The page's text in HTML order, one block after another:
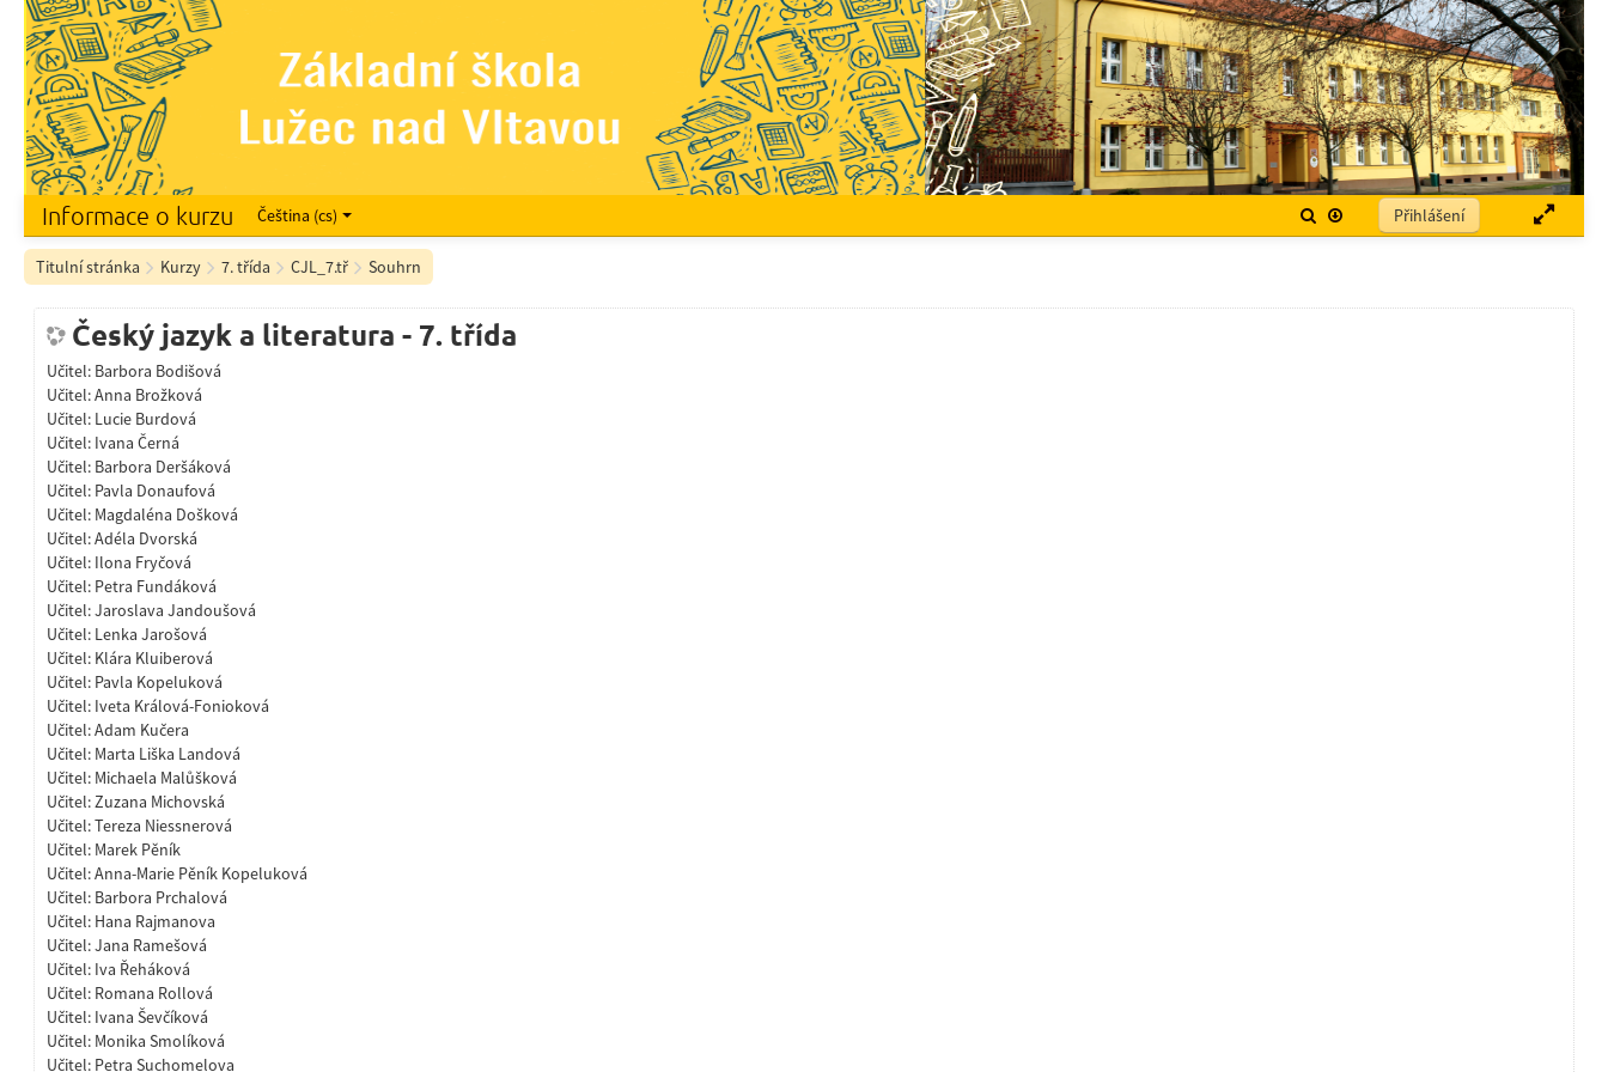
Informace o kurzu Přihlášení
Čeština ‎(cs)‎
Titulní stránka Kurzy 7. třída CJL_7.tř Souhrn
Český jazyk a literatura - 7. třída
Učitel: Barbora Bodišová
Učitel:Anna Brožková
Učitel: Lucie Burdová
Učitel: Ivana Černá
Učitel: Barbora Deršáková
Učitel: Pavla Donaufová
Učitel: Magdaléna Došková
Učitel:Adéla Dvorská
Učitel: Ilona Fryčová
Učitel: Petra Fundáková
Učitel:Jaroslava Jandoušová
Učitel: Lenka Jarošová
Učitel: Klára Kluiberová
Učitel: Pavla Kopeluková
Učitel: Iveta Králová-Fonioková
Učitel:Adam Kučera
Učitel: Marta Liška Landová
Učitel: Michaela Malůšková
Učitel:Zuzana Michovská
Učitel:Tereza Niessnerová
Učitel: Marek Pěník
Učitel:Anna-Marie Pěník Kopeluková
Učitel: Barbora Prchalová
Učitel: Hana Rajmanova
Učitel:Jana Ramešová
Učitel: Iva Řeháková
Učitel: Romana Rollová
Učitel: Ivana Ševčíková
Učitel: Monika Smolíková
Učitel: Petra Suchomelova